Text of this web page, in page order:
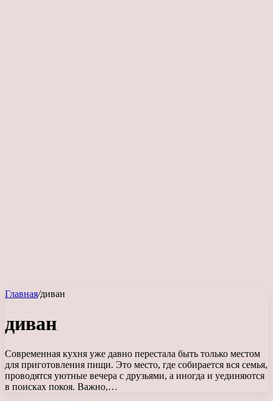
Главная/диван
диван
Современная кухня уже давно перестала быть только местом
для приготовления пищи. Это место, где собирается вся семья,
проводятся уютные вечера с друзьями, а иногда и уединяются
в поисках покоя. Важно,…